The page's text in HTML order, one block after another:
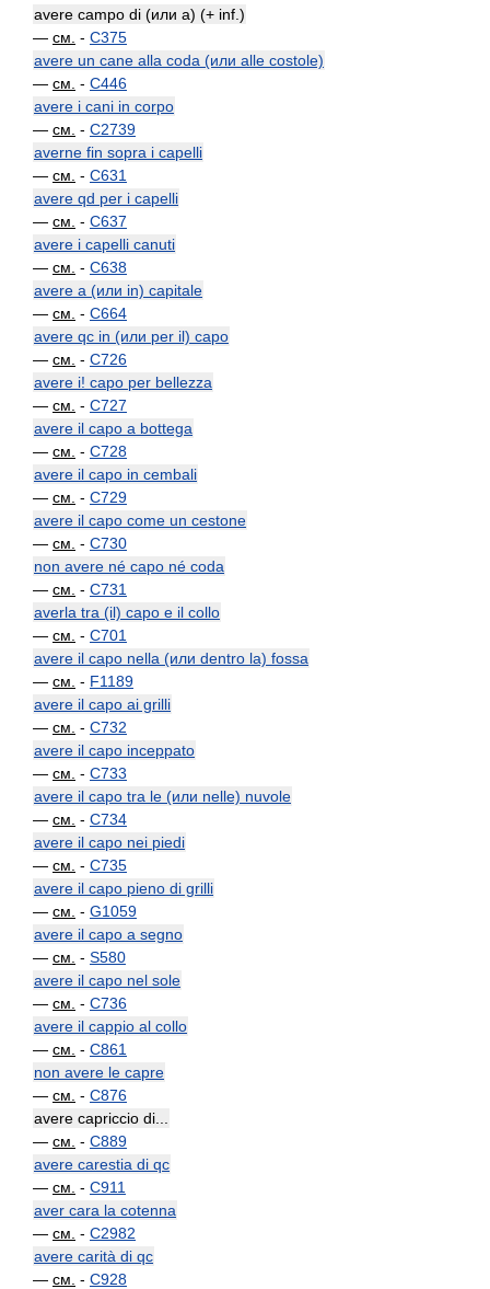
avere campo di (или a) (+ inf.)
— см. - C375
avere un cane alla coda (или alle costole)
— см. - C446
avere i cani in corpo
— см. - C2739
averne fin sopra i capelli
— см. - C631
avere qd per i capelli
— см. - C637
avere i capelli canuti
— см. - C638
avere a (или in) capitale
— см. - C664
avere qc in (или per il) capo
— см. - C726
avere i! capo per bellezza
— см. - C727
avere il capo a bottega
— см. - C728
avere il capo in cembali
— см. - C729
avere il capo come un cestone
— см. - C730
non avere né capo né coda
— см. - C731
averla tra (il) capo e il collo
— см. - C701
avere il capo nella (или dentro la) fossa
— см. - F1189
avere il capo ai grilli
— см. - C732
avere il capo inceppato
— см. - C733
avere il capo tra le (или nelle) nuvole
— см. - C734
avere il capo nei piedi
— см. - C735
avere il capo pieno di grilli
— см. - G1059
avere il capo a segno
— см. - S580
avere il capo nel sole
— см. - C736
avere il cappio al collo
— см. - C861
non avere le capre
— см. - C876
avere capriccio di...
— см. - C889
avere carestia di qc
— см. - C911
aver cara la cotenna
— см. - C2982
avere carità di qc
— см. - C928